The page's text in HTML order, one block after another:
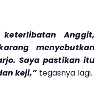
keterlibatan Anggit,
menyebutkan
Saya pastikan itu
keji,”tegasnya lagi.